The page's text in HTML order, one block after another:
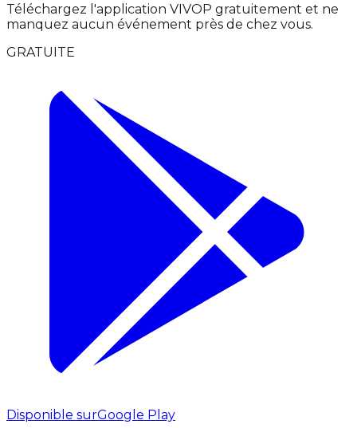
Téléchargez l'application VIVOP gratuitement et ne
manquez aucun événement près de chez vous.
GRATUITE
Disponible surGoogle Play